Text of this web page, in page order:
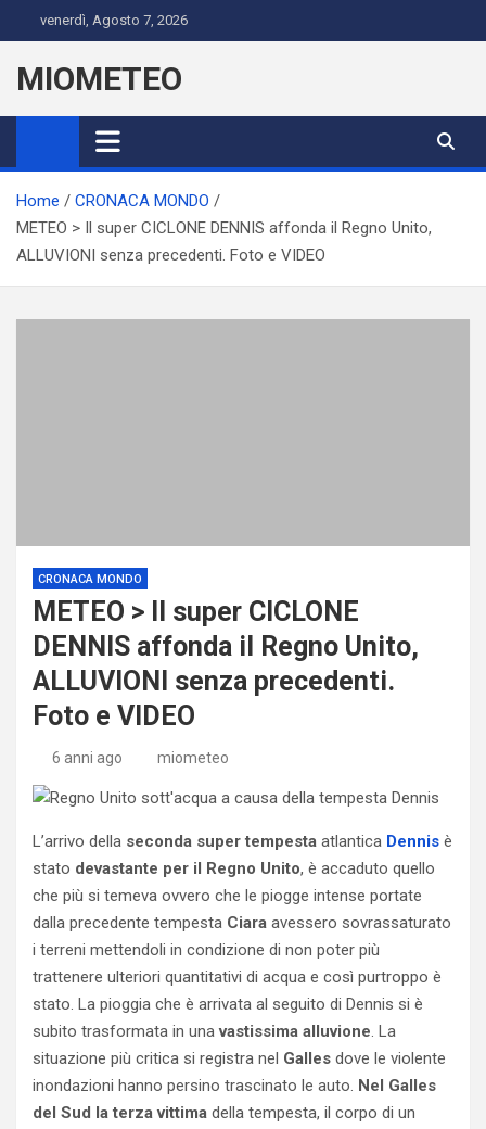
to
content
venerdì, Agosto 7, 2026
MIOMETEO
Home
CRONACA MONDO
METEO > Il super CICLONE DENNIS affonda il Regno Unito,
ALLUVIONI senza precedenti. Foto e VIDEO
CRONACA MONDO
METEO > Il super CICLONE
DENNIS affonda il Regno Unito,
ALLUVIONI senza precedenti.
Foto e VIDEO
6 anni ago miometeo
L’arrivo della seconda super tempesta atlantica Dennis è
stato devastante per il Regno Unito, è accaduto quello
che più si temeva ovvero che le piogge intense portate
dalla precedente tempesta Ciara avessero sovrassaturato
i terreni mettendoli in condizione di non poter più
trattenere ulteriori quantitativi di acqua e così purtroppo è
stato. La pioggia che è arrivata al seguito di Dennis si è
subito trasformata in unavastissima alluvione. La
situazione più critica si registra nel Galles dove le violente
inondazioni hanno persino trascinato le auto. Nel Galles
del Sud la terza vittima della tempesta, il corpo di un